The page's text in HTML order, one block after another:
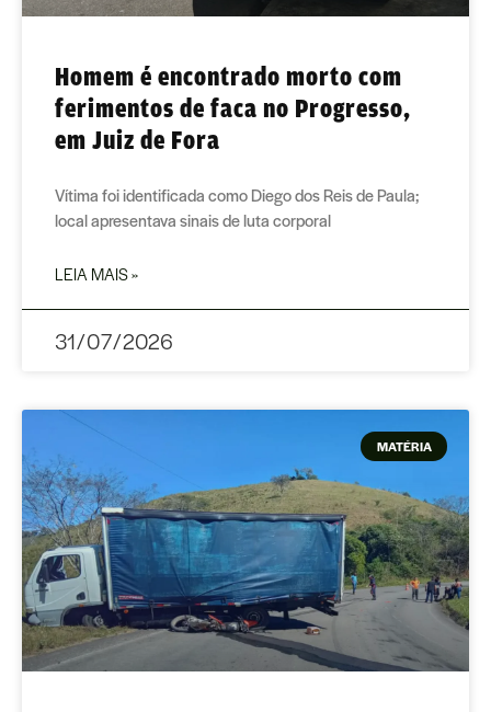
Homem é encontrado morto com
ferimentos de faca no Progresso,
em Juiz de Fora
Vítima foi identificada como Diego dos Reis de Paula;
local apresentava sinais de luta corporal
LEIA MAIS »
31/07/2026
MATÉRIA